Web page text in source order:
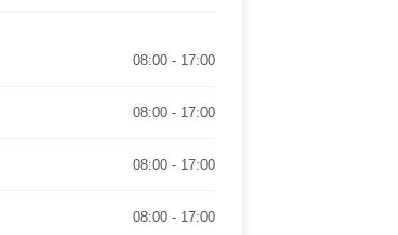
08:00 - 17:00
08:00 - 17:00
08:00 - 17:00
08:00 - 17:00